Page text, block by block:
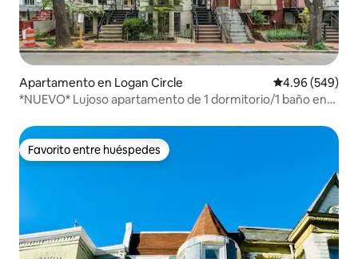
Apartamento en Logan Circle Calificación
4.96 (549)
*NUEVO* Lujoso apartamento de 1 dormitorio/1 baño en
Favorito entre huéspedes
Favorito entre huéspedes